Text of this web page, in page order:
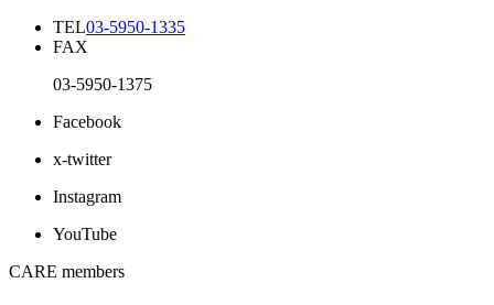
TEL03-5950-1335
FAX
03-5950-1375
Facebook
x-twitter
Instagram
YouTube
CARE members